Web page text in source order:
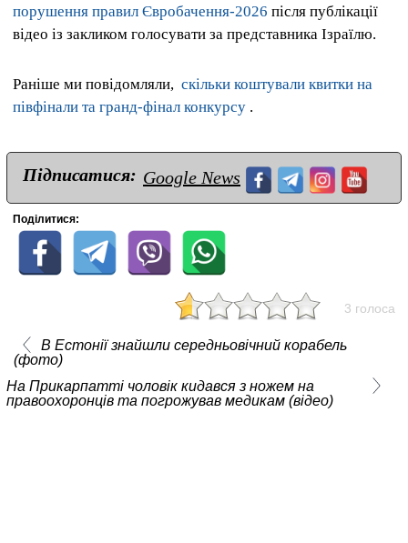
порушення правил Євробачення-2026 після публікації
відео із закликом голосувати за представника Ізраїлю.
Раніше ми повідомляли, скільки коштували квитки на
півфінали та гранд-фінал конкурсу .
Підписатися: Google News
Поділитися:
3 голоса
В Естонії знайшли середньовічний корабель
(фото)
На Прикарпатті чоловік кидався з ножем на
правоохоронців та погрожував медикам (відео)